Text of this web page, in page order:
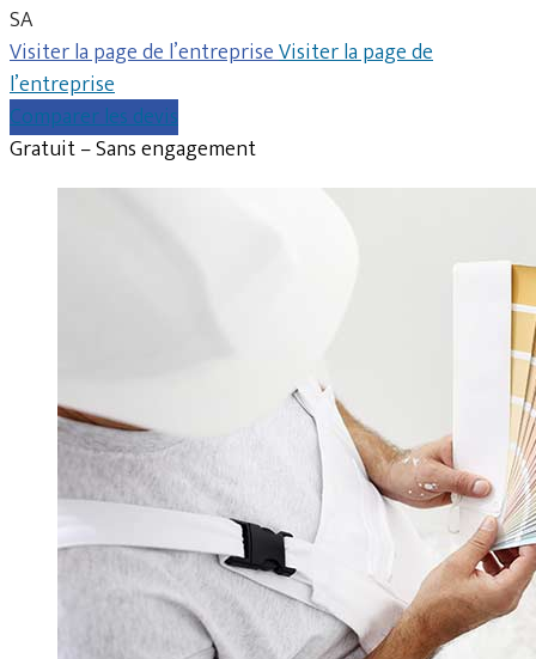
SA
Visiter la page de l’entrepriseVisiter la page de
l’entreprise
Comparer les devis
Gratuit – Sans engagement